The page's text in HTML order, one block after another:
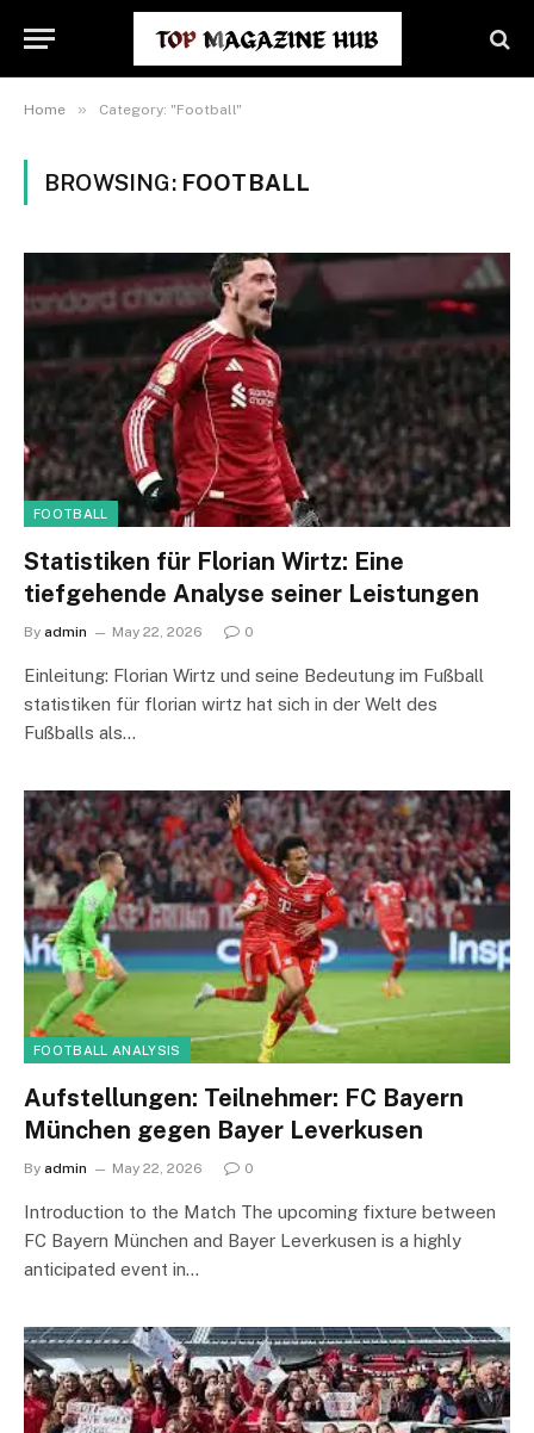
Home » Category: "Football"
BROWSING: FOOTBALL
FOOTBALL
Statistiken für Florian Wirtz: Eine
tiefgehende Analyse seiner Leistungen
By admin May 22, 2026 0
Einleitung: Florian Wirtz und seine Bedeutung im Fußball
statistiken für florian wirtz hat sich in der Welt des
Fußballs als…
FOOTBALL ANALYSIS
Aufstellungen: Teilnehmer: FC Bayern
München gegen Bayer Leverkusen
By admin May 22, 2026 0
Introduction to the Match The upcoming fixture between
FC Bayern München and Bayer Leverkusen is a highly
anticipated event in…